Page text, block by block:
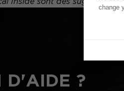
D'AIDE ?